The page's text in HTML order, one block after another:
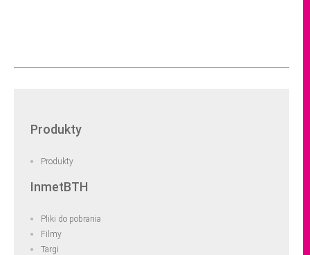
Produkty
Produkty
InmetBTH
Pliki do pobrania
Filmy
Targi